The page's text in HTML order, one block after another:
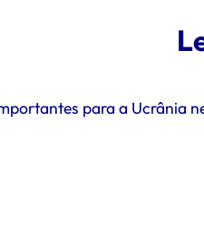
para a Ucrânia